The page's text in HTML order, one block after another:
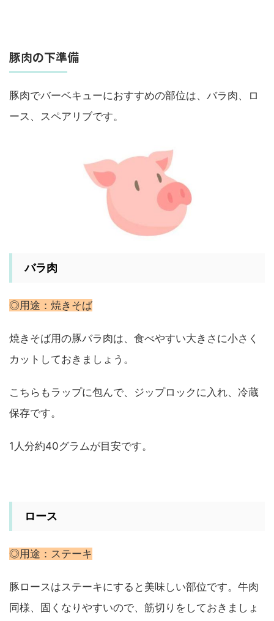
豚肉の下準備
豚肉でバーベキューにおすすめの部位は、バラ肉、ロ
ース、スペアリブです。
バラ肉
◎用途：焼きそば
焼きそば用の豚バラ肉は、食べやすい大きさに小さく
カットしておきましょう。
こちらもラップに包んで、ジップロックに入れ、冷蔵
保存です。
1人分約40グラムが目安です。
ロース
◎用途：ステーキ
豚ロースはステーキにすると美味しい部位です。牛肉
同様、固くなりやすいので、筋切りをしておきましょ